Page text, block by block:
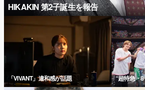
HIKAKIN 第2子誕生を報告
「VIVANT」違和感が話題 “超特急・